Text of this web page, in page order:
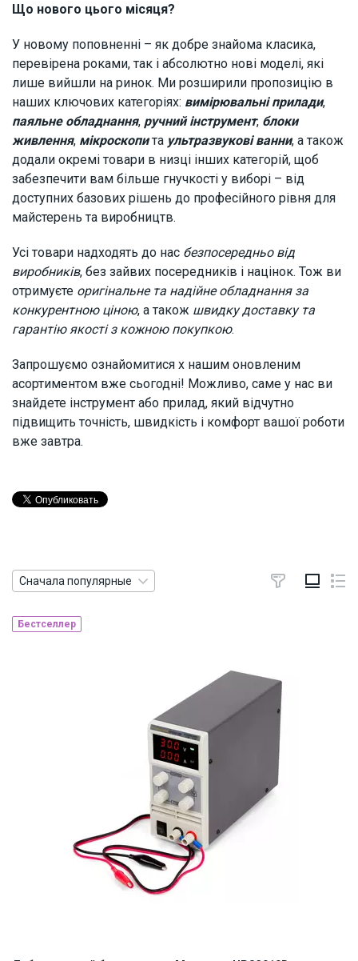
Що нового цього місяця?
У новому поповненні – як добре знайома класика,
перевірена роками, так і абсолютно нові моделі, які
лише вийшли на ринок. Ми розширили пропозицію в
наших ключових категоріях: вимірювальні прилади,
паяльне обладнання, ручний інструмент, блоки
живлення, мікроскопита ультразвукові ванни, а також
додали окремі товари в низці інших категорій, щоб
забезпечити вам більше гнучкості у виборі – від
доступних базових рішень до професійного рівня для
майстерень та виробництв.
Усі товари надходять до нас безпосередньо від
виробників, без зайвих посередників і націнок. Тож ви
отримуєте оригінальне та надійне обладнання за
конкурентною ціною, а також швидку доставку та
гарантію якості з кожною покупкою.
Запрошуємо ознайомитися х нашим оновленим
асортиментом вже сьогодні! Можливо, саме у нас ви
знайдете інструмент або прилад, який відчутно
підвищить точність, швидкість і комфорт вашої роботи
вже завтра.
Сначала популярные
Бестселлер